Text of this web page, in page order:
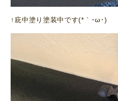
↑庇中塗り塗装中です(*｀･ω･)ゞ